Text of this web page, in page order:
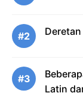
#2
#3
Latin